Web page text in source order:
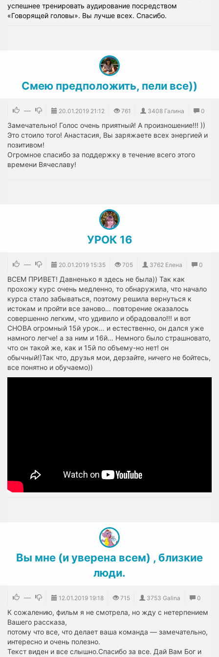
успешнее тренировать аудирование посредством
«Говорящей головы». Вы лучше всех. Спасибо.
Смею предположить, пели все))
— 20.01.2019 21:12 761 3408 Галина 0
Замечательно! Голос очень приятный! А произношение!!! ))
Это стоило того! Анастасия, Вы заряжаете всех энергией и
позитивом!
Огромное спасибо за поддержку в течение всего этого
времени Вячеславу!
УРОК 16
— 20.01.2019 15:35 705 3762 Елена 0
ВСЕМ ПРИВЕТ! Давненько я здесь не была)) Так как
прохожу курс очень медленно, то обнаружила, что начало
курса стало забываться, поэтому решила вернуться к
истокам и пройти все заново… повторение оказалось
совершенно легким, что удивило и обрадовало!!! и вот
СНОВА огромный 15й урок… и естественно, он дался уже
намного легче! а за ним и 16й… Немного было страшновато,
что он такой же, как и 15й по объему-но нет! он
обычный!)Так что, друзья мои, дерзайте, ничего не бойтесь,
все понятно и обучаемо))
Вы мне (и уверена всем) , близкие
люди.
— 12.01.2019 19:18 715 3753 Galina 0
К сожалению, фильм я не смотрела, но жду с нетерпением
Вашего рассказа,
потому что все, что делает ваша команда — замечательно,
интересно и очень полезно.
Текст виден и все слышно.Спасибо за все. Дай Вам Бог и